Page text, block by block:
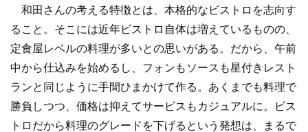
和田さんの考える特徴とは、本格的なビストロを志向す
ること。そこには近年ビストロ自体は増えているものの、
定食屋レベルの料理が多いとの思いがある。だから、午前
中から仕込みを始めるし、フォンもソースも星付きレスト
ランと同じように手間ひまかけて作る。あくまでも料理で
勝負しつつ、価格は抑えてサービスもカジュアルに。ビス
トロだから料理のグレードを下げるという発想は、まるで